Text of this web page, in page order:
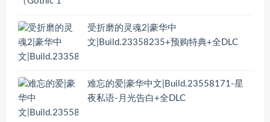
受折磨的灵魂2|豪华中
文|Build.23358235+预购特典+全DLC
难忘的爱|豪华中文|Build.23558171-星
夜私语-月光告白+全DLC